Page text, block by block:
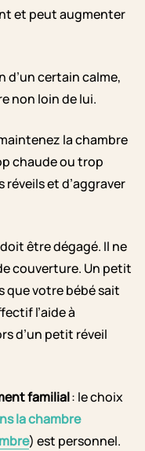
et peut augmenter
d’un certain calme,
non loin de lui.
la chambre
chaude ou trop
et d’aggraver
être dégagé. Il ne
couverture. Un petit
que votre bébé sait
l’aide à
d’un petit réveil
familial: le choix
la chambre
) est personnel.